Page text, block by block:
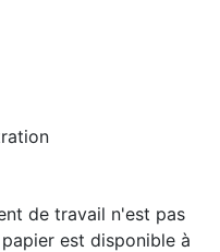
de travail n'est pas
est disponible à